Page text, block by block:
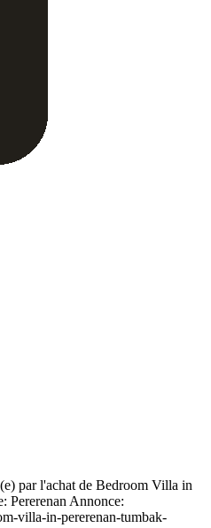
par l'achat de Bedroom Villa in
Pererenan Annonce:
villa-in-pererenan-tumbak-